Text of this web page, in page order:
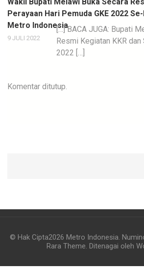
Perayaan Hari Pemuda GKE 2022
Metro Indonesia
9 JULI 2022
[…] BACA JUGA: Bupati
Resmi Kegiatan KKR
2022 […]
Komentar ditutup.
© Hak Cipta2026 Metro Indonesia.
Rara Theme. Ditenagai oleh